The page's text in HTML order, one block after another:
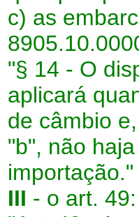
c) as
"§ 14 - O
aplicará
de câmbio
"b", não
importação."
III - o art. 49: